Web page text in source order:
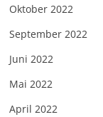
Oktober 2022
September 2022
Juni 2022
Mai 2022
April 2022